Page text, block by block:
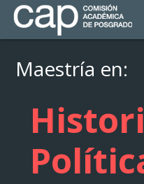
Maestría en: